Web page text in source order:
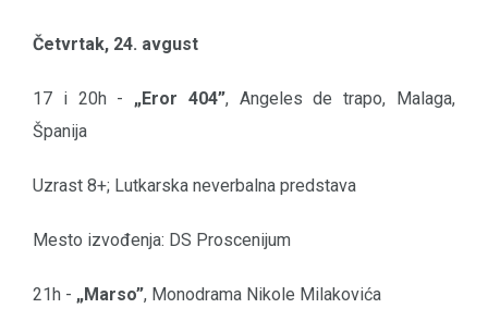
Četvrtak, 24. avgust
17 i 20h - „Eror 404”, Angeles de trapo, Malaga,
Španija
Uzrast 8+; Lutkarska neverbalna predstava
Mesto izvođenja: DS Proscenijum
21h - „Marso”, Monodrama Nikole Milakovića